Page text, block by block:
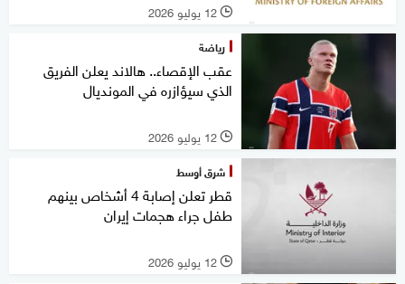
l 12 يوليو 2026
رياضة
عقب الإقصاء.. هالاند يعلن الفريق
الذي سيؤازره في المونديال
l 12 يوليو 2026
شرق أوسط
قطر تعلن إصابة 4 أشخاص بينهم
طفل جراء هجمات إيران
l 12 يوليو 2026